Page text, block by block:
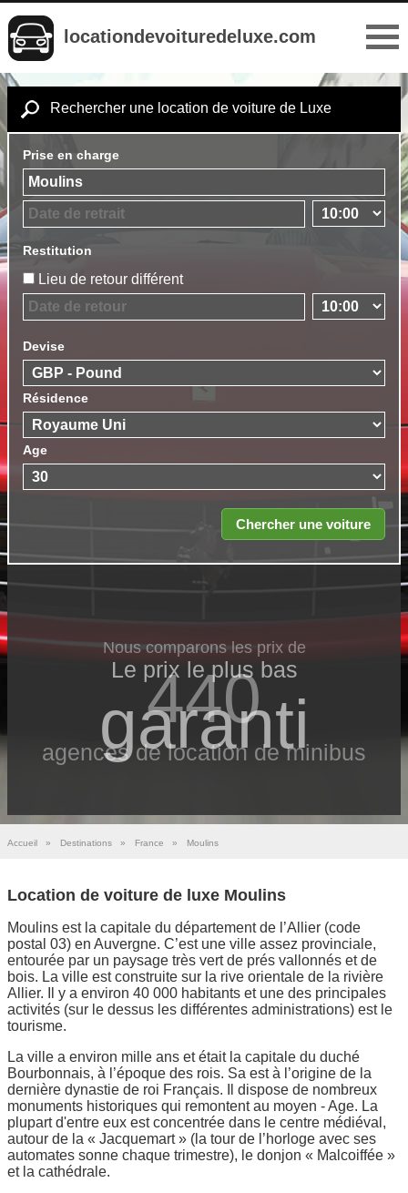
locationdevoituredeluxe.com
Rechercher une location de voiture de Luxe
Prise en charge
Restitution
Lieu de retour différent
Devise
Résidence
Age
Nous comparons les prix de
440
agences de location de minibus
Le prix le​ plus bas
garanti
Accueil » Destinations » France » Moulins
Location de voiture de luxe Moulins
Moulins est la capitale du département de l’Allier (code
postal 03) en Auvergne. C’est une ville assez provinciale,
entourée par un paysage très vert de prés vallonnés et de
bois. La ville est construite sur la rive orientale de la rivière
Allier. Il y a environ 40 000 habitants et une des principales
activités (sur le dessus les différentes administrations) est le
tourisme.
La ville a environ mille ans et était la capitale du duché
Bourbonnais, à l’époque des rois. Sa est à l’origine de la
dernière dynastie de roi Français. Il dispose de nombreux
monuments historiques qui remontent au moyen - Age. La
plupart d'entre eux est concentrée dans le centre médiéval,
autour de la « Jacquemart » (la tour de l’horloge avec ses
automates sonne chaque trimestre), le donjon « Malcoiffée »
et la cathédrale.